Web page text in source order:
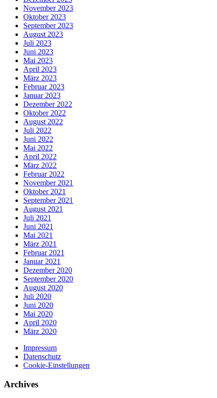
November 2023
Oktober 2023
September 2023
August 2023
Juli 2023
Juni 2023
Mai 2023
April 2023
März 2023
Februar 2023
Januar 2023
Dezember 2022
Oktober 2022
August 2022
Juli 2022
Juni 2022
Mai 2022
April 2022
März 2022
Februar 2022
November 2021
Oktober 2021
September 2021
August 2021
Juli 2021
Juni 2021
Mai 2021
März 2021
Februar 2021
Januar 2021
Dezember 2020
September 2020
August 2020
Juli 2020
Juni 2020
Mai 2020
April 2020
März 2020
Impressum
Datenschutz
Cookie-Einstellungen
Archives